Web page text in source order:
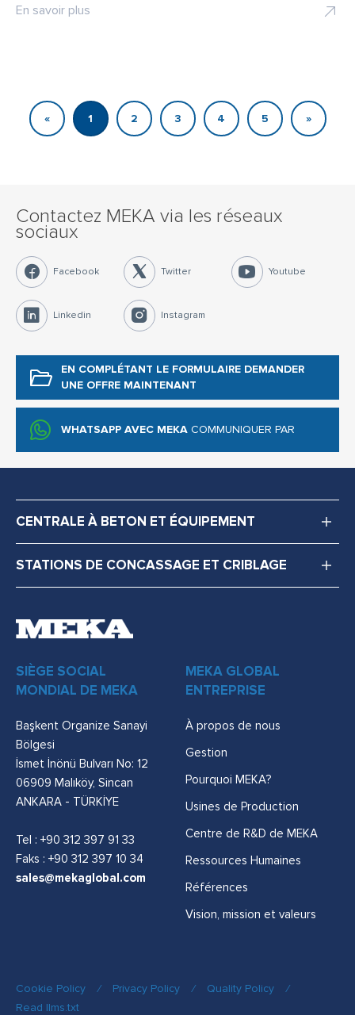
En savoir plus
« 1 2 3 4 5 »
Contactez MEKA via les réseaux
sociaux
Facebook Twitter Youtube
Linkedin Instagram
EN COMPLÉTANT LE FORMULAIRE DEMANDER
UNE OFFRE MAINTENANT
WHATSAPP AVEC MEKA COMMUNIQUER PAR
CENTRALE À BETON ET ÉQUIPEMENT
STATIONS DE CONCASSAGE ET CRIBLAGE
SIÈGE SOCIAL
MONDIAL DE MEKA
Başkent Organize Sanayi
Bölgesi
İsmet İnönü Bulvarı No: 12
06909 Malıköy, Sincan
ANKARA - TÜRKİYE
Tel : +90 312 397 91 33
Faks : +90 312 397 10 34
sales@mekaglobal.com
MEKA GLOBAL
ENTREPRISE
À propos de nous
Gestion
Pourquoi MEKA?
Usines de Production
Centre de R&D de MEKA
Ressources Humaines
Références
Vision, mission et valeurs
Cookie Policy / Privacy Policy / Quality Policy
/
Read llms.txt